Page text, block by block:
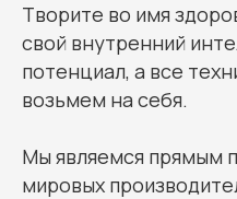
Творите во имя
свой внутренний
потенциал, а все
возьмем на себя.
Мы являемся прямым
мировых